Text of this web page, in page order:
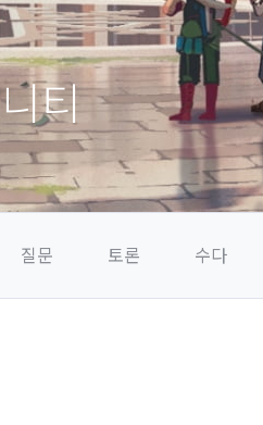
티
질문 토론 수다